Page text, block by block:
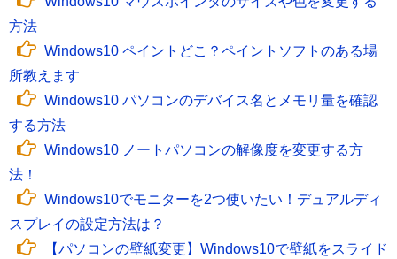
方法
Windows10 ペイントどこ？ペイントソフトのある場
所教えます
Windows10 パソコンのデバイス名とメモリ量を確認
する方法
Windows10 ノートパソコンの解像度を変更する方
法！
Windows10でモニターを2つ使いたい！デュアルディ
スプレイの設定方法は？
【パソコンの壁紙変更】Windows10で壁紙をスライド